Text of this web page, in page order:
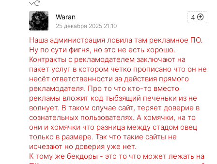
4
Waran
25 декабря 2025 21:10
Наша администрация ловила там рекламное ПО.
Ну по сути фигня, но это не есть хорошо.
Контракты с рекламодателем заключают на
пакет услуг в котором четко прописано что он не
несёт ответственности за действия прямого
рекламодателя. Про то что кто-то вместо
рекламы вложит код тыбзящий печеньки из не
волнует. В таком случае сайт, теряет доверие в
сознательных пользователях. А хомячки, на то
они и хомячки что разница между стадом овец
только в размере. Так что такие сайты не
исчезают но доверия уже нет.
К тому же бекдоры - это то что может лежать на